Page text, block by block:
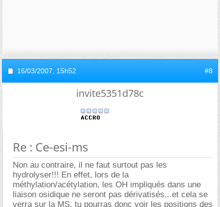
16/03/2007, 15h52 #8
invite5351d78c
Re : Ce-esi-ms
Non au contraire, il ne faut surtout pas les
hydrolyser!!! En effet, lors de la
méthylation/acétylation, les OH impliqués dans une
liaison osidique ne seront pas dérivatisés...et cela se
verra sur la MS, tu pourras donc voir les positions des